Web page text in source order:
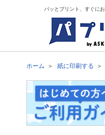
パッとプリント、すぐに
ホーム 紙に印刷する